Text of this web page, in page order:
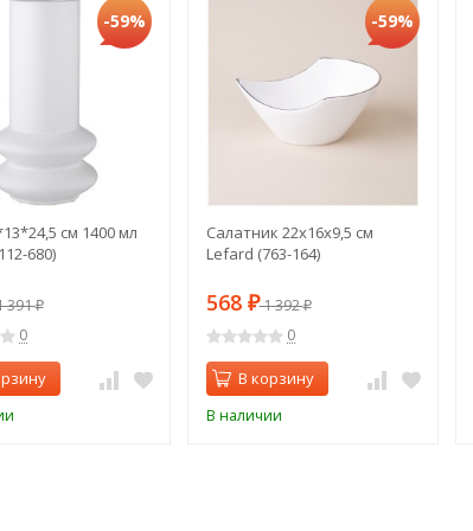
-59%
см 1400 мл
680)
391₽
0
-59%
Салатник 22х16х9,5 см
Lefard (763-164)
568 ₽1 392₽
0
В корзину
В наличии